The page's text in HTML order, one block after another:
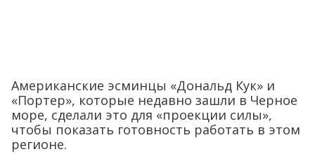
Американские эсминцы «Дональд Кук» и
«Портер», которые недавно зашли в Черное
море, сделали это для «проекции силы»,
чтобы показать готовность работать в этом
регионе.